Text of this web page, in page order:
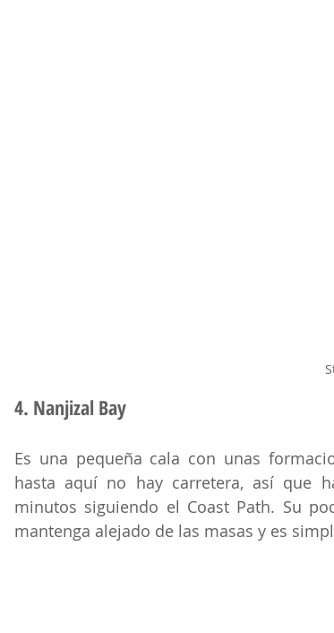
4. Nanjizal Bay
Es una pequeña cala con unas
hasta aquí no hay carretera, así que
minutos siguiendo el Coast Path. Su
mantenga alejado de las masas y es